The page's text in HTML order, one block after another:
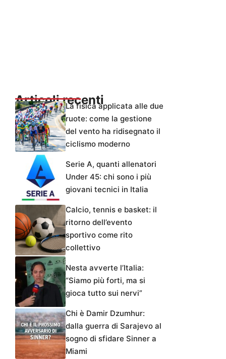
Articoli recentiLa fisica applicata alle due
ruote: come la gestione
del vento ha ridisegnato il
ciclismo moderno
Serie A, quanti allenatori
Under 45: chi sono i più
giovani tecnici in Italia
Calcio, tennis e basket: il
ritorno dell’evento
sportivo come rito
collettivo
Nesta avverte l’Italia:
“Siamo più forti, ma si
gioca tutto sui nervi”
Chi è Damir Dzumhur:
dalla guerra di Sarajevo al
sogno di sfidare Sinner a
Miami